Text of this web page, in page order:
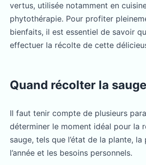
vertus, utilisée notamment en
phytothérapie. Pour profiter
bienfaits, il est essentiel de savoir
effectuer la récolte de cette
Quand récolter la
Il faut tenir compte de plusieurs
déterminer le moment idéal pour la
sauge, tels que l’état de la plante,
l’année et les besoins personnels.